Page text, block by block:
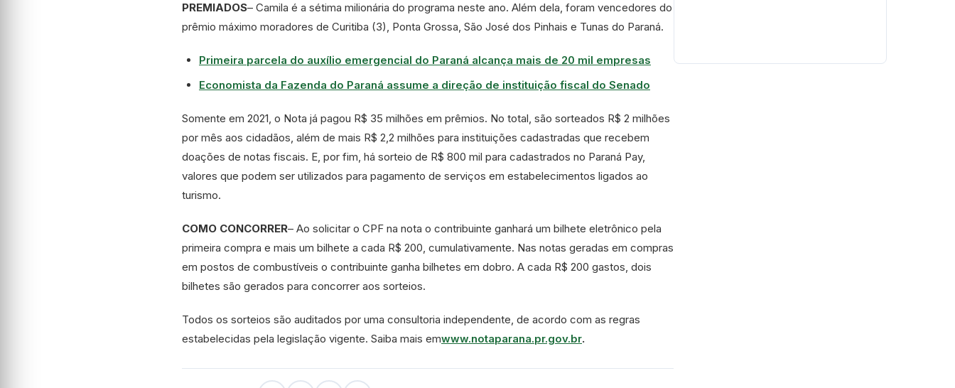
PREMIADOS– Camila é a sétima milionária do programa neste ano. Além dela, foram vencedores do
prêmio máximo moradores de Curitiba (3), Ponta Grossa, São José dos Pinhais e Tunas do Paraná.
Primeira parcela do auxílio emergencial do Paraná alcança mais de 20 mil empresas
Economista da Fazenda do Paraná assume a direção de instituição fiscal do Senado
Somente em 2021, o Nota já pagou R$ 35 milhões em prêmios. No total, são sorteados R$ 2 milhões
por mês aos cidadãos, além de mais R$ 2,2 milhões para instituições cadastradas que recebem
doações de notas fiscais. E, por fim, há sorteio de R$ 800 mil para cadastrados no Paraná Pay,
valores que podem ser utilizados para pagamento de serviços em estabelecimentos ligados ao
turismo.
COMO CONCORRER– Ao solicitar o CPF na nota o contribuinte ganhará um bilhete eletrônico pela
primeira compra e mais um bilhete a cada R$ 200, cumulativamente. Nas notas geradas em compras
em postos de combustíveis o contribuinte ganha bilhetes em dobro. A cada R$ 200 gastos, dois
bilhetes são gerados para concorrer aos sorteios.
Todos os sorteios são auditados por uma consultoria independente, de acordo com as regras
estabelecidas pela legislação vigente. Saiba mais emwww.notaparana.pr.gov.br.